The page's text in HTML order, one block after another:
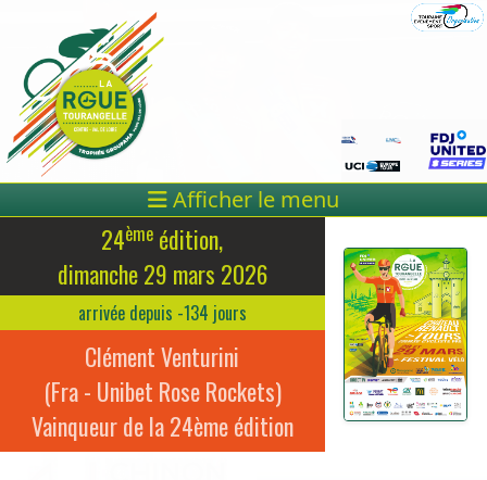
Afficher le menu
24ème édition,
dimanche 29 mars 2026
arrivée depuis -134 jours
Clément Venturini
(Fra - Unibet Rose Rockets)
Vainqueur de la 24ème édition